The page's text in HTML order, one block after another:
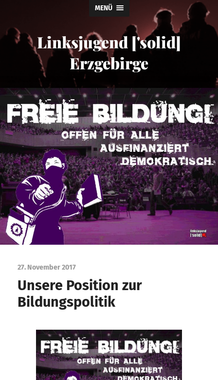
MENÜ
Linksjugend ['solid]
Erzgebirge
27. November 2017
Unsere Position zur
Bildungspolitik